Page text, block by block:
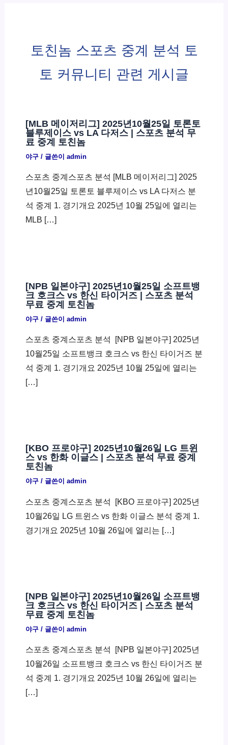
토친놈 스포츠 중계 분석 토
토 커뮤니티 관련 게시글
[MLB 메이저리그] 2025년10월25일 토론토
블루제이스 vs LA 다저스 | 스포츠 분석 무
료 중계 토친놈
야구/ 글쓴이 admin
스포츠 중계스포츠 분석 [MLB 메이저리그] 2025
년10월25일 토론토 블루제이스 vs LA 다저스 분
석 중계 1. 경기개요 2025년 10월 25일에 열리는
MLB […]
[NPB 일본야구] 2025년10월25일 소프트뱅
크 호크스 vs 한신 타이거즈 | 스포츠 분석
무료 중계 토친놈
야구/ 글쓴이 admin
스포츠 중계스포츠 분석 ​ [NPB 일본야구] 2025년
10월25일 소프트뱅크 호크스 vs 한신 타이거즈 분
석 중계 1. 경기개요 2025년 10월 25일에 열리는
[…]
[KBO 프로야구] 2025년10월26일 LG 트윈
스 vs 한화 이글스 | 스포츠 분석 무료 중계
토친놈
야구/ 글쓴이 admin
스포츠 중계스포츠 분석 ​ [KBO 프로야구] 2025년
10월26일 LG 트윈스 vs 한화 이글스 분석 중계 1.
경기개요 2025년 10월 26일에 열리는 […]
[NPB 일본야구] 2025년10월26일 소프트뱅
크 호크스 vs 한신 타이거즈 | 스포츠 분석
무료 중계 토친놈
야구/ 글쓴이 admin
스포츠 중계스포츠 분석 ​ [NPB 일본야구] 2025년
10월26일 소프트뱅크 호크스 vs 한신 타이거즈 분
석 중계 1. 경기개요 2025년 10월 26일에 열리는
[…]